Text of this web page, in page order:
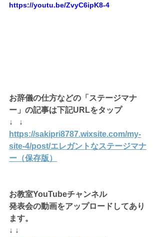
https://youtu.be/ZvyC6ipK8-4
お辞儀の仕方などの「ステージマナ
ー」の記事は下記URLをタップ
↓   ↓
https://sakipri8787.wixsite.com/my-
site-4/post/エレガントなステージマナ
ー（保存版）
お教室YouTubeチャンネル
発表会の動画をアップロードしてあり
ます。
↓ ↓